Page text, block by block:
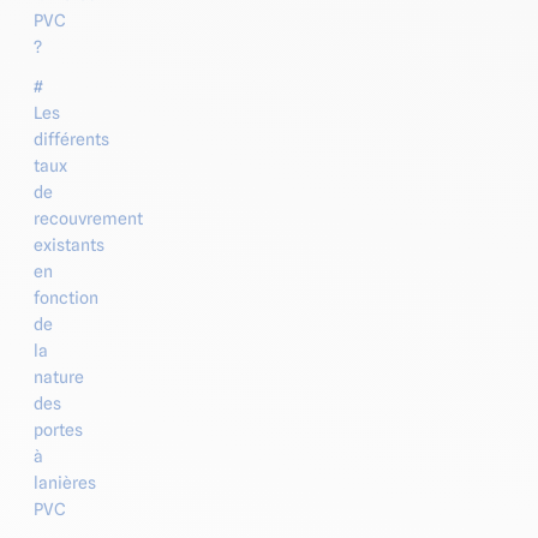
PVC
?
#
Les
différents
taux
de
recouvrement
existants
en
fonction
de
la
nature
des
portes
à
lanières
PVC